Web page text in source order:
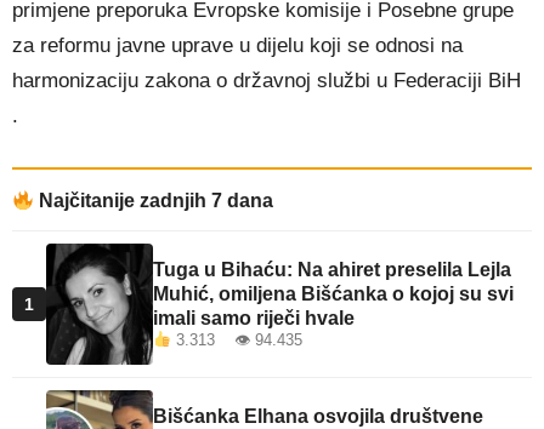
primjene preporuka Evropske komisije i Posebne grupe
za reformu javne uprave u dijelu koji se odnosi na
harmonizaciju zakona o državnoj službi u Federaciji BiH
.
Najčitanije zadnjih 7 dana
1
Tuga u Bihaću: Na ahiret preselila Lejla
Muhić, omiljena Bišćanka o kojoj su svi
imali samo riječi hvale
3.313 👁 94.435
Bišćanka Elhana osvojila društvene